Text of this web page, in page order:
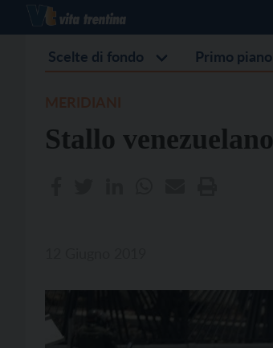
Scelte di fondo Primo piano
Stallo venezuelano